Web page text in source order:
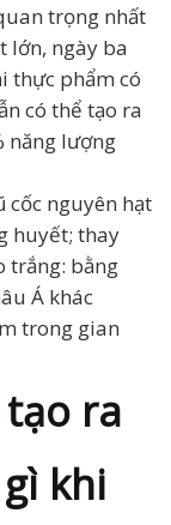
trọng nhất
lớn, ngày ba
thực phẩm có
có thể tạo ra
năng lượng
cốc nguyên hạt
huyết; thay
trắng: bằng
Á khác
trong gian
ra
khi